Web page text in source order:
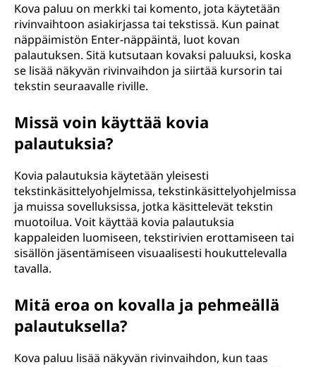
Kova paluu on merkki tai komento, jota käytetään
rivinvaihtoon asiakirjassa tai tekstissä. Kun painat
näppäimistön Enter-näppäintä, luot kovan
palautuksen. Sitä kutsutaan kovaksi paluuksi, koska
se lisää näkyvän rivinvaihdon ja siirtää kursorin tai
tekstin seuraavalle riville.
Missä voin käyttää kovia
palautuksia?
Kovia palautuksia käytetään yleisesti
tekstinkäsittelyohjelmissa, tekstinkäsittelyohjelmissa
ja muissa sovelluksissa, jotka käsittelevät tekstin
muotoilua. Voit käyttää kovia palautuksia
kappaleiden luomiseen, tekstirivien erottamiseen tai
sisällön jäsentämiseen visuaalisesti houkuttelevalla
tavalla.
Mitä eroa on kovalla ja pehmeällä
palautuksella?
Kova paluu lisää näkyvän rivinvaihdon, kun taas